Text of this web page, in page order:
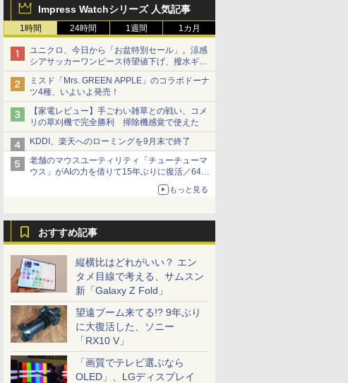
Impress Watchシリーズ 人気記事
1時間 24時間 1週間 1カ月
ユニクロ、今日から「お盆特別セール」。涼感
シアサッカーワンピース待望値下げ、撥水ギア
ショーツは1990円に
ミスド「Mrs. GREEN APPLE」のコラボドーナ
ツ4種、いよいよ発売！
【家電レビュー】手ごわい雑草との戦い、コメ
リの草刈機で完全勝利 掃除機感覚で使えた
KDDI、楽天へのローミングを9月末で終了
老舗のマウスユーティリティ「チューチューマ
ウス」がAIの力を借りて15年ぶりに復活／64bit
化、Windows 10/11、「Chrome」も走り回
る。復活記念で2026年末まで500円
もっと見る
おすすめ記事
縦横比はどれがいい？ エン
タメ目線で考える、サムスン
新「Galaxy Z Fold」
望遠ブーム来てる!? 9年ぶり
に大復活した、ソニー
「RX10 V」
「画質でテレビ選ぶなら
OLED」、LGディスプレイ